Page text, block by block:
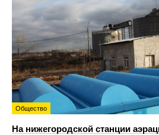
Общество
На нижегородской станции